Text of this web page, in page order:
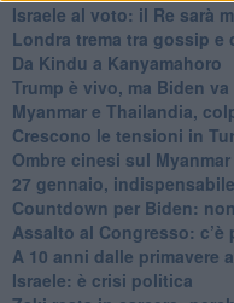
Israele al voto: il Re sarà
Londra trema tra gossip e
Da Kindu a Kanyamahoro
Trump è vivo, ma Biden
Myanmar e Thailandia,
Crescono le tensioni in
Ombre cinesi sul Myanmar
27 gennaio,
Countdown per Biden:
Assalto al Congresso:
A 10 anni dalle primavere
Israele: è crisi politica